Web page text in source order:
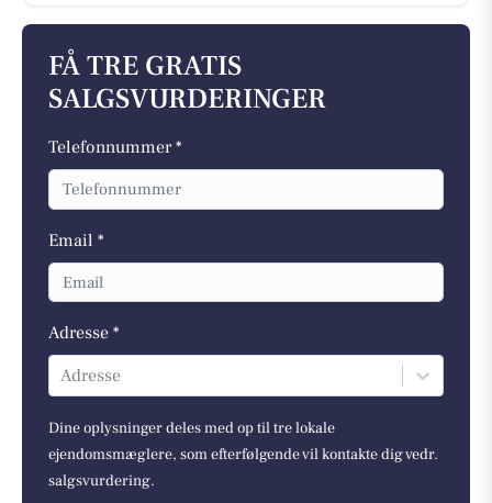
FÅ TRE GRATIS
SALGSVURDERINGER
Telefonnummer *
Email *
Adresse *
Adresse
Dine oplysninger deles med op til tre lokale
ejendomsmæglere, som efterfølgende vil kontakte dig vedr.
salgsvurdering.